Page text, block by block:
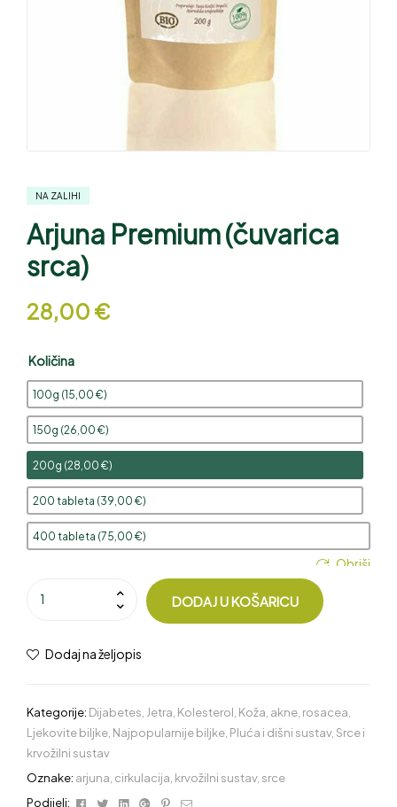
NA ZALIHI
Arjuna Premium (čuvarica
srca)
28,00 €
Količina
100g (15,00 €)
150g (26,00 €)
200g (28,00 €)
200 tableta (39,00 €)
400 tableta (75,00 €)
Obriši
DODAJ U KOŠARICU
Dodaj na željopis
Kategorije: Dijabetes, Jetra, Kolesterol, Koža, akne, rosacea,
Ljekovite biljke, Najpopularnije biljke, Pluća i dišni sustav,Srce i
krvožilni sustav
Oznake: arjuna, cirkulacija, krvožilni sustav, srce
Podijeli:
Facebook
TwitterLinkedinGoogle+Pinterest
Email